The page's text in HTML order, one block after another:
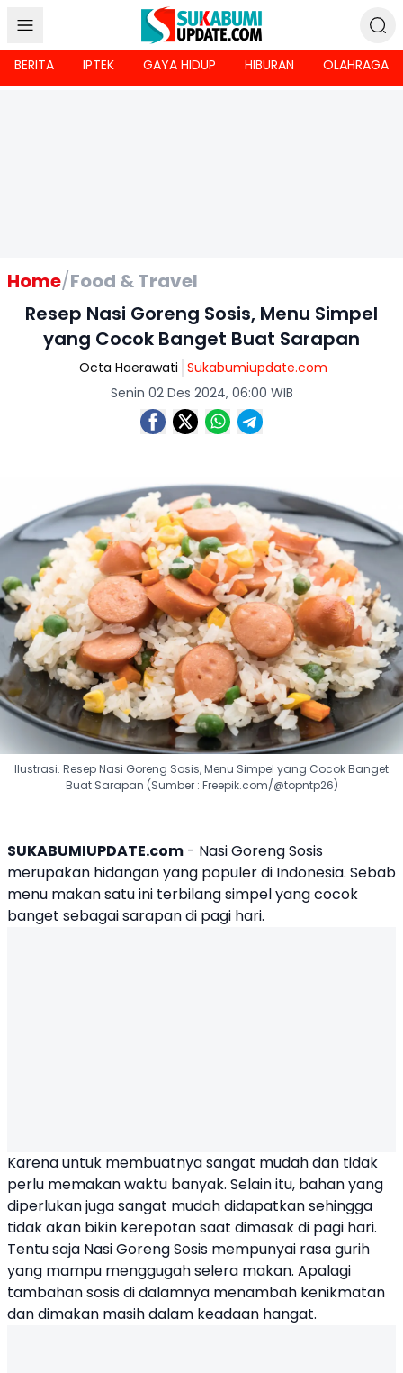
BERITA IPTEK GAYA HIDUP HIBURAN OLAHRAGA
Home/Food & Travel
Resep Nasi Goreng Sosis, Menu Simpel
yang Cocok Banget Buat Sarapan
Octa Haerawati Sukabumiupdate.com
Senin 02 Des 2024, 06:00 WIB
Ilustrasi. Resep Nasi Goreng Sosis, Menu Simpel yang Cocok Banget
Buat Sarapan (Sumber : Freepik.com/@topntp26)
SUKABUMIUPDATE.com - Nasi GorengSosis
merupakan hidangan yang populer di Indonesia. Sebab
menu makan satu ini terbilang simpel yang cocok
banget sebagai sarapan di pagi hari.
Karena untuk membuatnya sangat mudah dan tidak
perlu memakan waktu banyak. Selain itu, bahan yang
diperlukan juga sangat mudah didapatkan sehingga
tidak akan bikin kerepotan saat dimasak di pagi hari.
Tentu saja Nasi Goreng Sosis mempunyai rasa gurih
yang mampu menggugah selera makan. Apalagi
tambahan sosis di dalamnya menambah kenikmatan
dan dimakan masih dalam keadaan hangat.